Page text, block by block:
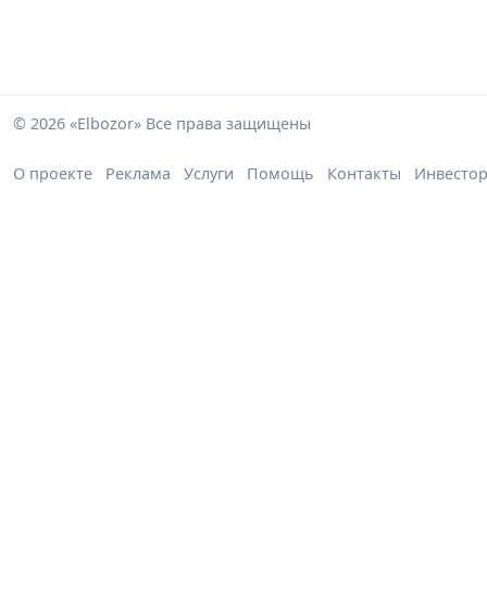
© 2026 «Elbozor» Все права защищены
О проекте Реклама Услуги Помощь Контакты